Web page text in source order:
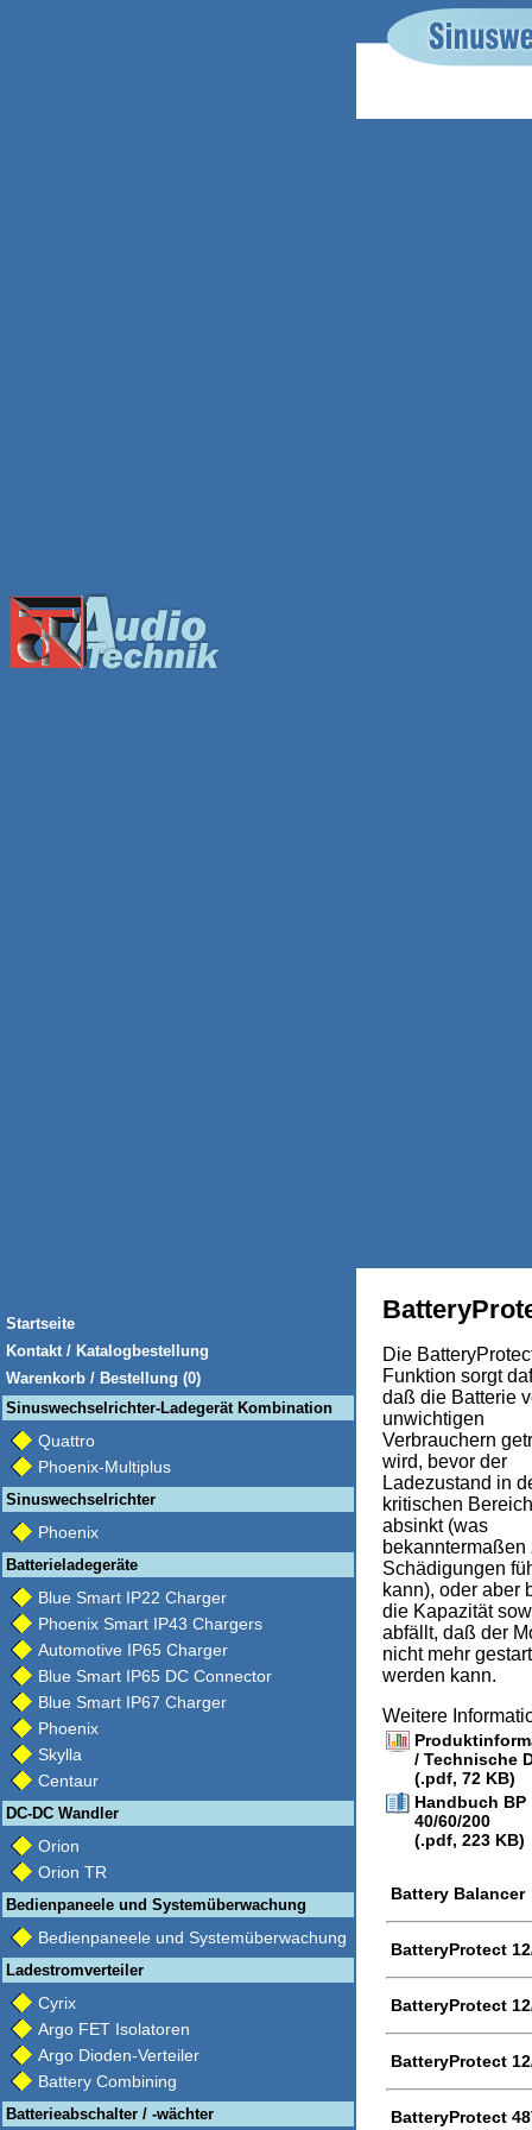
Startseite
Kontakt / Katalogbestellung
Warenkorb / Bestellung (0)
Sinuswechselrichter-Ladegerät Kombination
Quattro
Phoenix-Multiplus
Sinuswechselrichter
Phoenix
Batterieladegeräte
Blue Smart IP22 Charger
Phoenix Smart IP43 Chargers
Automotive IP65 Charger
Blue Smart IP65 DC Connector
Blue Smart IP67 Charger
Phoenix
Skylla
Centaur
DC-DC Wandler
Orion
Orion TR
Bedienpaneele und Systemüberwachung
Bedienpaneele und Systemüberwachung
Ladestromverteiler
Cyrix
Argo FET Isolatoren
Argo Dioden-Verteiler
Battery Combining
Batterieabschalter / -wächter
Die
Funktion sorgt
daß die Batterie
unwichtigen
Verbrauchern
wird, bevor der
Ladezustand in
kritischen Bereich
absinkt (was
bekanntermaßen
Schädigungen
kann), oder aber
die Kapazität
abfällt, daß der
nicht mehr
werden kann.
Weitere
/ Technische
(.pdf, 72 KB)
Handbuch BP
40/60/200
(.pdf, 223 KB)
Battery Balancer
BatteryProtect
BatteryProtect
BatteryProtect
BatteryProtect